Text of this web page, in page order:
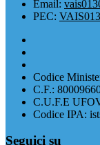
Email:
PEC:
Codice
C.F.:
C.U.F.E
Codice IPA:
Seguici su